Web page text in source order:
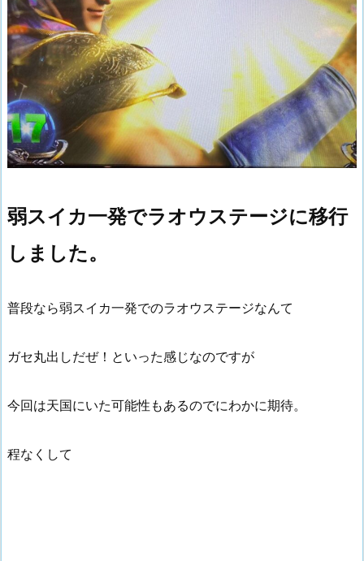
弱スイカ一発でラオウステージに移行
しました。
普段なら弱スイカ一発でのラオウステージなんて
ガセ丸出しだぜ！といった感じなのですが
今回は天国にいた可能性もあるのでにわかに期待。
程なくして